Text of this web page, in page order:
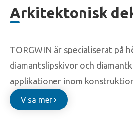
Arkitektonisk
TORGWIN är specialiserat på
diamantslipskivor och
applikationer inom
Visa mer